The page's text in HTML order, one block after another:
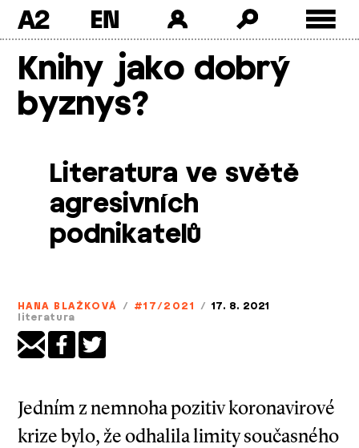
A2
Knihy jako dobrý
byznys?
Literatura ve světě
agresivních
podnikatelů
HANA BLAŽKOVÁ / #17/2021 / 17. 8. 2021
literatura
Jedním z nemnoha pozitiv koronavirové
krize bylo, že odhalila limity současného